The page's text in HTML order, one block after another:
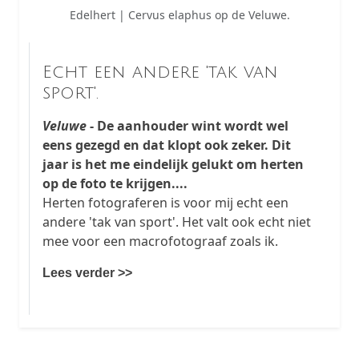
Edelhert | Cervus elaphus op de Veluwe.
Echt een andere 'tak van
sport'.
Veluwe- De aanhouder wint wordt wel
eens gezegd en dat klopt ook zeker. Dit
jaar is het me eindelijk gelukt om herten
op de foto te krijgen....
Herten fotograferen is voor mij echt een
andere 'tak van sport'. Het valt ook echt niet
mee voor een macrofotograaf zoals ik.
Lees verder >>